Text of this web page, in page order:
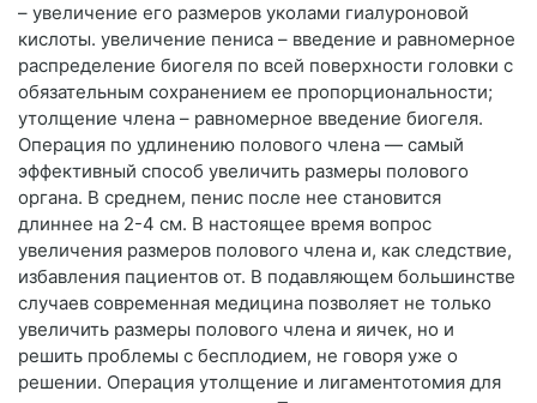
– увеличение его размеров уколами гиалуроновой
кислоты. увеличение пениса – введение и равномерное
распределение биогеля по всей поверхности головки с
обязательным сохранением ее пропорциональности;
утолщение члена – равномерное введение биогеля.
Операция по удлинению полового члена — самый
эффективный способ увеличить размеры полового
органа. В среднем, пенис после нее становится
длиннее на 2-4 см. В настоящее время вопрос
увеличения размеров полового члена и, как следствие,
избавления пациентов от. В подавляющем большинстве
случаев современная медицина позволяет не только
увеличить размеры полового члена и яичек, но и
решить проблемы с бесплодием, не говоря уже о
решении. Операция утолщение и лигаментотомия для